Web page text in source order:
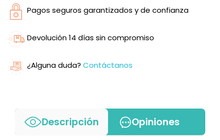
Pagos seguros garantizados y de confianza
Devolución 14 días sin compromiso
¿Alguna duda? Contáctanos
Descripción Opiniones